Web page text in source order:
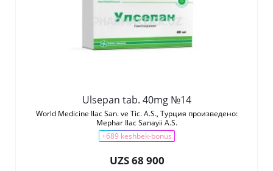
Ulsepan tab. 40mg №14
World Medicine Ilac San. ve Tic. A.S., Турция произведено:
Mephar Ilac Sanayii A.S.
+689 keshbek-bonus
UZS 68 900